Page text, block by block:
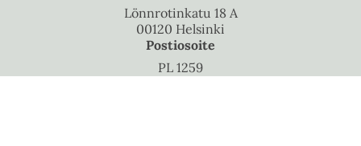
Lönnrotinkatu 18 A
00120 Helsinki
Postiosoite
PL 1259